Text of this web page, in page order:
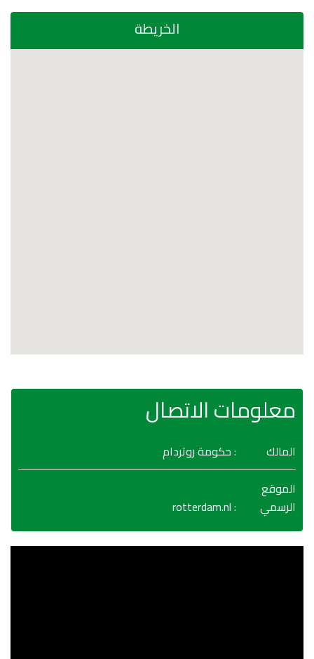
الخريطة
معلومات الاتصال
المالك
: حكومة روتردام
الموقع
الرسمي
:
rotterdam.nl